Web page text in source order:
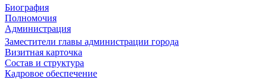
Биография
Полномочия
Администрация
Заместители главы администрации города
Визитная карточка
Состав и структура
Кадровое обеспечение